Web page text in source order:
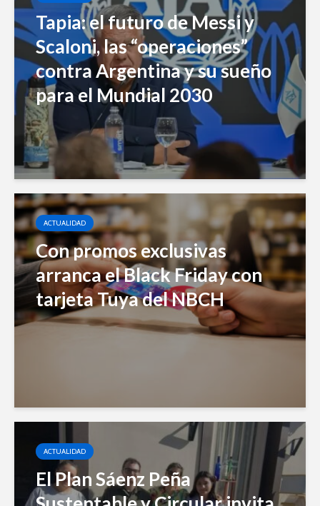
Tapia: el futuro de Messi y
Scaloni, las “operaciones”
contra Argentina y su sueño
para el Mundial 2030
ACTUALIDAD
Con promos exclusivas
arranca el Black Friday con
tarjeta Tuya del NBCH
ACTUALIDAD
El Plan Sáenz Peña